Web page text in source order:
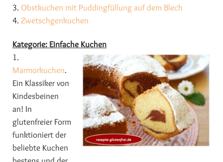
3. Obstkuchen mit Puddingfüllung auf dem Blech
4. Zwetschgenkuchen
Kategorie: Einfache Kuchen
1.
Marmorkuchen.
Ein Klassiker von
Kindesbeinen
an! In
glutenfreier Form
funktioniert der
beliebte Kuchen